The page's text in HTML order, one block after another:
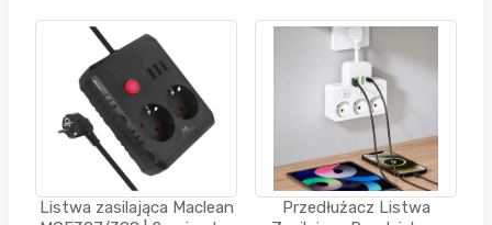
Listwa zasilająca Maclean
Przedłużacz Listwa